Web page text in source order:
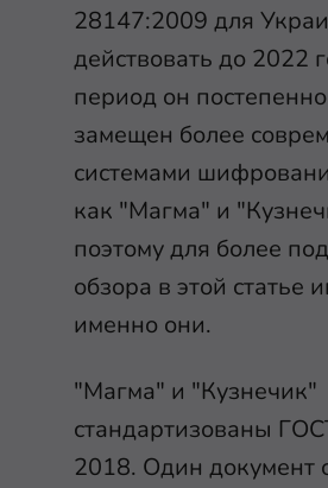
28147:2009 для
действовать до 2022
период он
замещен более
системами
как "Магма" и
поэтому для более
обзора в этой статье
именно они.
"Магма" и "Кузнечик"
стандартизованы
2018. Один документ